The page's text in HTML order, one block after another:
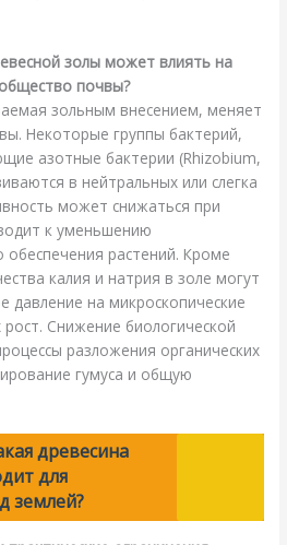
золы может влиять на
почвы?
зольным внесением, меняет
Некоторые группы бактерий,
азотные бактерии (Rhizobium,
в нейтральных или слегка
может снижаться при
к уменьшению
обеспечения растений. Кроме
калия и натрия в золе могут
давление на микроскопические
Снижение биологической
разложения органических
гумуса и общую
древесина
для
землей?